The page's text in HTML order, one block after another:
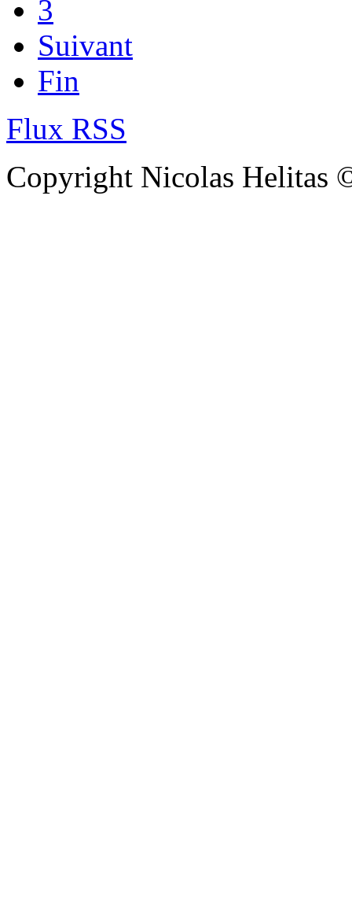
3
Suivant
Fin
Flux RSS
Copyright Nicolas Helitas